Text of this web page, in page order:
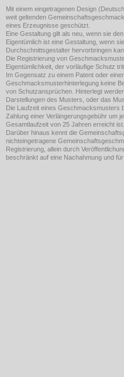
Mit einem eingetragenen Design
weit geltenden
eines Erzeugnisse geschützt.
Eine Gestaltung gilt als neu, wenn sie
Eigentümlich ist eine Gestaltung, wenn
Durchschnittsgestalter hervorbringen
Die Registrierung von
Eigentümlichkeit, der vorläufige Schutz
Im Gegensatz zu einem Patent oder
Geschmacksmusterhinterlegung keine
von Schutzansprüchen. Hinterlegt
Darstellungen des Musters, oder das
Die Laufzeit eines Geschmacksmusters
Zahlung einer Verlängerungsgebühr um
Gesamtlaufzeit von 25 Jahren erreicht ist.
Darüber hinaus kennt die
nichteingetragene
Registrierung, allein durch
beschränkt auf eine Nachahmung und